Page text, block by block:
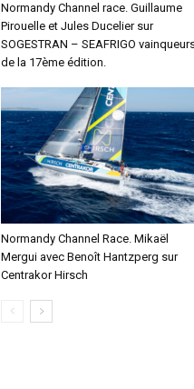
Normandy Channel race. Guillaume
Pirouelle et Jules Ducelier sur
SOGESTRAN – SEAFRIGO
de la 17ème édition.
Normandy Channel Race. Mikaël
Mergui avec Benoît Hantzperg sur
Centrakor Hirsch